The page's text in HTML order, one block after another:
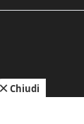
Chiudi